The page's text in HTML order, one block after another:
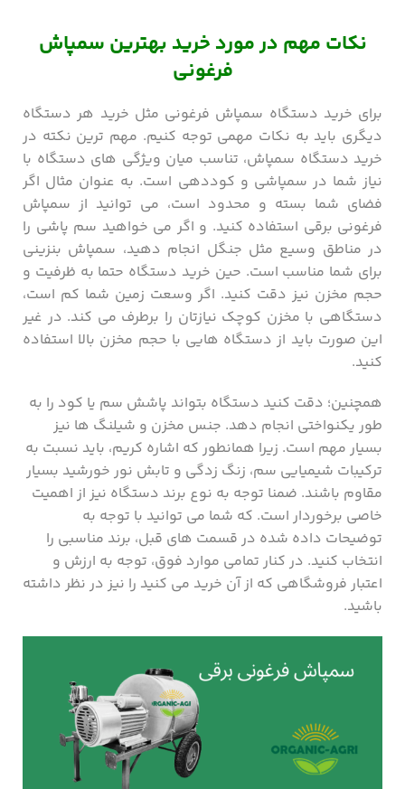
نکات مهم در مورد خرید بهترین سمپاش
فرغونی
برای خرید دستگاه سمپاش فرغونی مثل خرید هر دستگاه
دیگری باید به نکات مهمی توجه کنیم. مهم ترین نکته در
خرید دستگاه سمپاش، تناسب میان ویژگی های دستگاه با
نیاز شما در سمپاشی و کوددهی است. به عنوان مثال اگر
فضای شما بسته و محدود است، می توانید از سمپاش
فرغونی برقی استفاده کنید. و اگر می خواهید سم پاشی را
در مناطق وسیع مثل جنگل انجام دهید، سمپاش بنزینی
برای شما مناسب است. حین خرید دستگاه حتما به ظرفیت و
حجم مخزن نیز دقت کنید. اگر وسعت زمین شما کم است،
دستگاهی با مخزن کوچک نیازتان را برطرف می کند. در غیر
این صورت باید از دستگاه هایی با حجم مخزن بالا استفاده
کنید.
همچنین؛ دقت کنید دستگاه بتواند پاشش سم یا کود را به
طور یکنواختی انجام دهد. جنس مخزن و شیلنگ ها نیز
بسیار مهم است. زیرا همانطور که اشاره کریم، باید نسبت به
ترکیبات شیمیایی سم، زنگ زدگی و تابش نور خورشید بسیار
مقاوم باشند. ضمنا توجه به نوع برند دستگاه نیز از اهمیت
خاصی برخوردار است. که شما می توانید با توجه به
توضیحات داده شده در قسمت های قبل، برند مناسبی را
انتخاب کنید. در کنار تمامی موارد فوق، توجه به ارزش و
اعتبار فروشگاهی که از آن خرید می کنید را نیز در نظر داشته
باشید.